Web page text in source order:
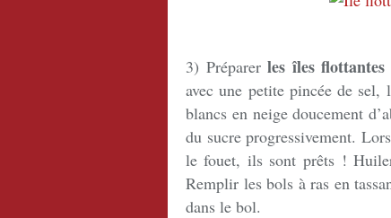
3) Préparerles îles flottantes
avec une petite pincée de
blancs en neige doucement
du sucre progressivement.
le fouet, ils sont prêts !
Remplir les bols à ras en
dans le bol.